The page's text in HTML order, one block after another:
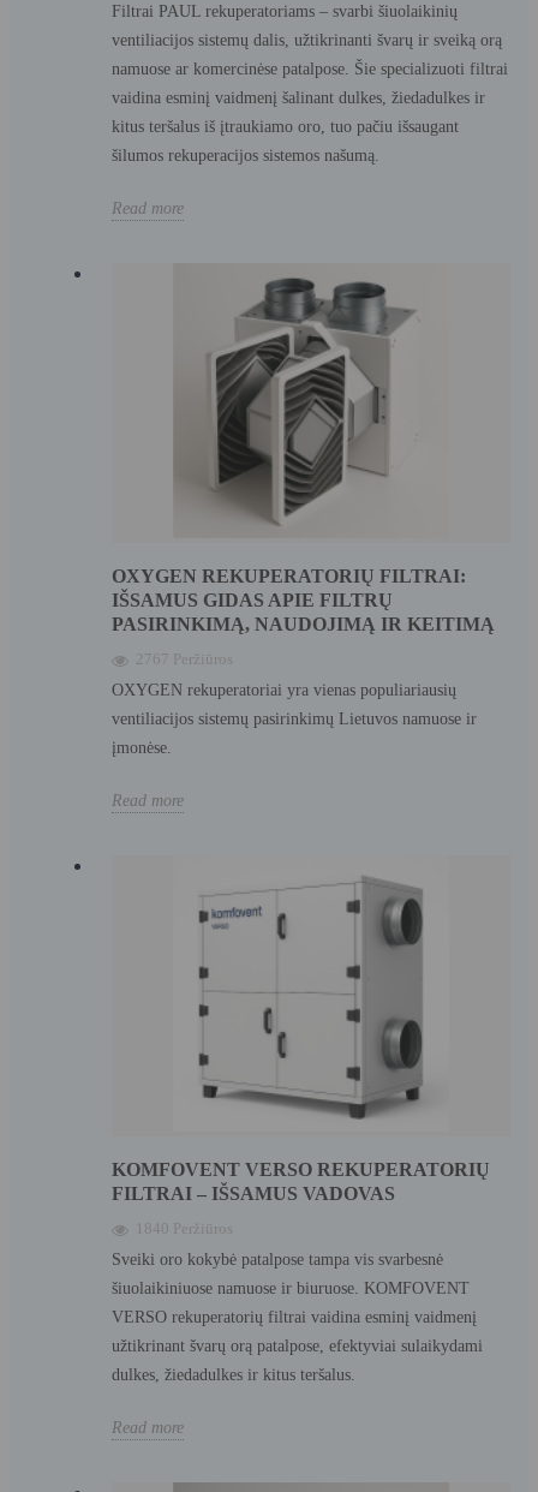
Filtrai PAUL rekuperatoriams – svarbi šiuolaikinių
ventiliacijos sistemų dalis, užtikrinanti švarų ir sveiką orą
namuose ar komercinėse patalpose. Šie specializuoti filtrai
vaidina esminį vaidmenį šalinant dulkes, žiedadulkes ir
kitus teršalus iš įtraukiamo oro, tuo pačiu išsaugant
šilumos rekuperacijos sistemos našumą.
Read more
OXYGEN REKUPERATORIŲ FILTRAI:
IŠSAMUS GIDAS APIE FILTRŲ
PASIRINKIMĄ, NAUDOJIMĄ IR KEITIMĄ
2767 Peržiūros
OXYGEN rekuperatoriai yra vienas populiariausių
ventiliacijos sistemų pasirinkimų Lietuvos namuose ir
įmonėse.
Read more
KOMFOVENT VERSO REKUPERATORIŲ
FILTRAI – IŠSAMUS VADOVAS
1840 Peržiūros
Sveiki oro kokybė patalpose tampa vis svarbesnė
šiuolaikiniuose namuose ir biuruose. KOMFOVENT
VERSO rekuperatorių filtrai vaidina esminį vaidmenį
užtikrinant švarų orą patalpose, efektyviai sulaikydami
dulkes, žiedadulkes ir kitus teršalus.
Read more